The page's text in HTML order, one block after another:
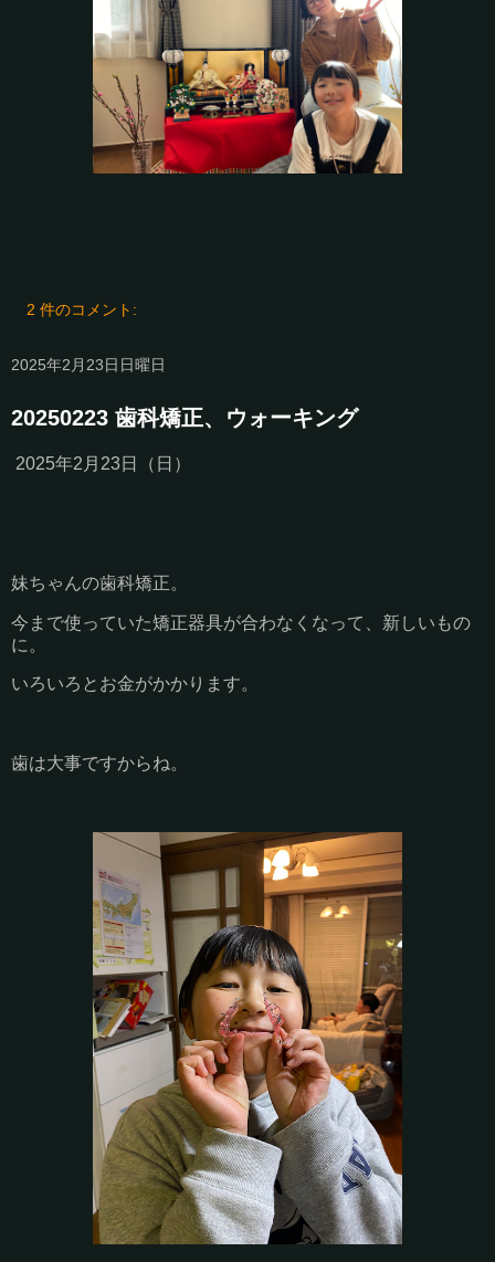
2 件のコメント:
2025年2月23日日曜日
20250223 歯科矯正、ウォーキング
2025年2月23日（日）
妹ちゃんの歯科矯正。
今まで使っていた矯正器具が合わなくなって、新しいもの
に。
いろいろとお金がかかります。
歯は大事ですからね。